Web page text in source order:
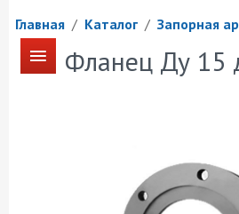
Главная / Каталог / Запорная
Фланец Ду 15